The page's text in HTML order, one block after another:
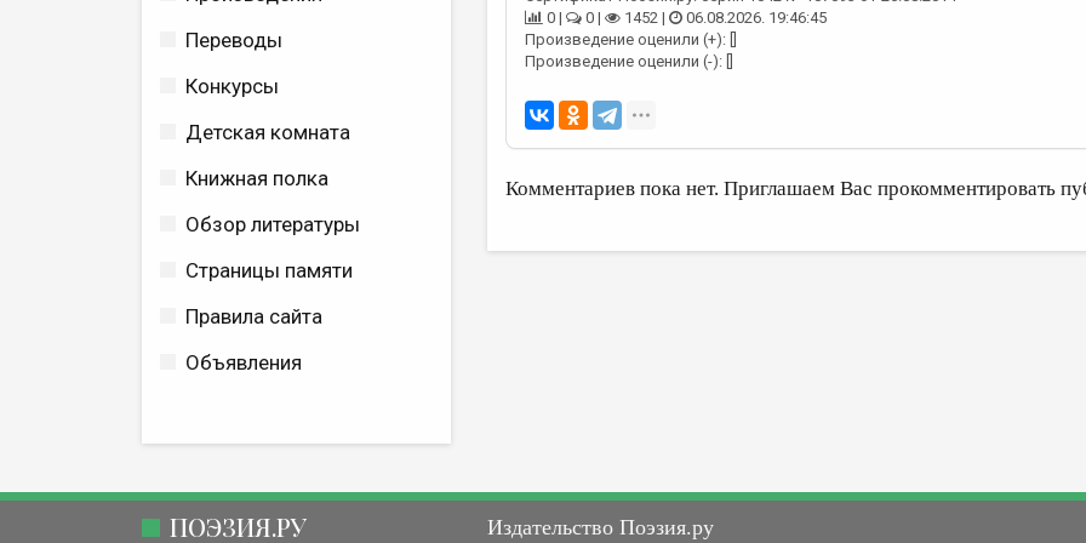
Переводы
Конкурсы
Детская комната
Книжная полка
Обзор литературы
Страницы памяти
Правила сайта
Объявления
0 |
0 | 1452 |
06.08.2026. 19:46:45
Произведение оценили (+): []
Произведение оценили (-): []
Комментариев пока нет. Приглашаем Вас прокомментировать
ПОЭЗИЯ.РУ Издательство Поэзия.ру